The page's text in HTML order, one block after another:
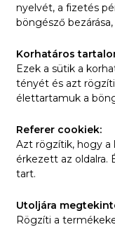
nyelvét, a fizetés
böngésző
Korhatáros
Ezek a sütik a
tényét és azt
élettartamuk a
Referer cookiek:
Azt rögzítik, hogy a
érkezett az oldalra.
tart.
Utoljára
Rögzíti a